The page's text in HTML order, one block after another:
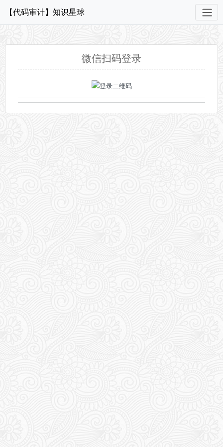
【代码审计】知识星球
微信扫码登录